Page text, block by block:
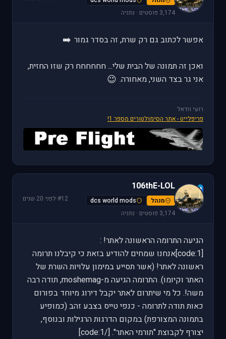
3,174 פוסטים · נתניה
אפשר לכתוב גם רק שרת, זה בסדר גמור ➡️
ואכן זה תמונה של הבית שלי... חחחחחח רק שזו החזית,
אני גר בצד השני, מאחורה. 😉
רועי וודאל
פריפלייט - אתר הסימולטורים מספר 1!
1
106thE-LOL
מנהל
dcs world mods
3,174 פוסטים · נתניה
#12
·לפני 20 שנים
הגיעה התרומה הראשונה לאתר! :
[code:1]אנחנו שמחים להודיע בזאת כי קיבלנו תרומה
ראשונה לאתר! (אשר תסייע במימון עלויות השרת של
האתר וקיומו). התרומה הגיעה מ-moshemag, תודה רבה
משה!. כל מי שיתרום לאתר יקבל דירוג מיוחד בפורום
כאות תודה לתרומה - כנפי טייס בצבע זהב (כמופיע
בתמונה המצורפת) במקום הדרגות הרגילות ובנוסף,
יצורף לקבוצת "תורמי האתר". [/code:1]